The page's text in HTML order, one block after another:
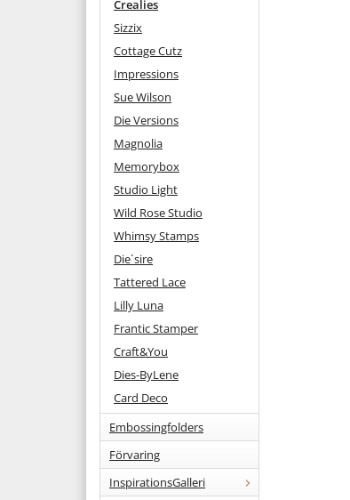
Crealies
Sizzix
Cottage Cutz
Impressions
Sue Wilson
Die Versions
Magnolia
Memorybox
Studio Light
Wild Rose Studio
Whimsy Stamps
Die´sire
Tattered Lace
Lilly Luna
Frantic Stamper
Craft&You
Dies-ByLene
Card Deco
Embossingfolders
Förvaring
InspirationsGalleri